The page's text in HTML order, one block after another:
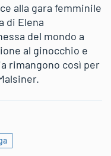
alla gara femminile
di Elena
del mondo a
al ginocchio e
rimangono così per